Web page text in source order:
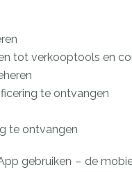
tot verkooptools en
te ontvangen
te ontvangen
gebruiken – de